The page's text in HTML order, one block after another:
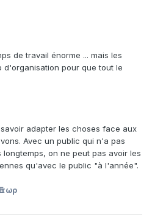
de travail énorme ... mais les
d'organisation pour que tout le
adapter les choses face aux
Avec un public qui n'a pas
on ne peut pas avoir les
qu'avec le public "à l'année".